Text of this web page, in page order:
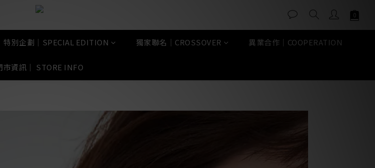
特別企劃｜SPECIAL EDITION 獨家聯名｜CROSSOVER 異業合作｜COOPERATION
市資訊｜ STORE INFO